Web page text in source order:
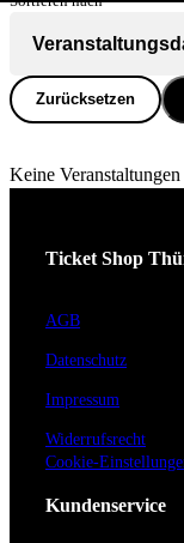
Zurücksetzen
Keine
Ticket Shop
AGB
Datenschutz
Impressum
Widerrufsrecht
Cookie-
Kundenservice